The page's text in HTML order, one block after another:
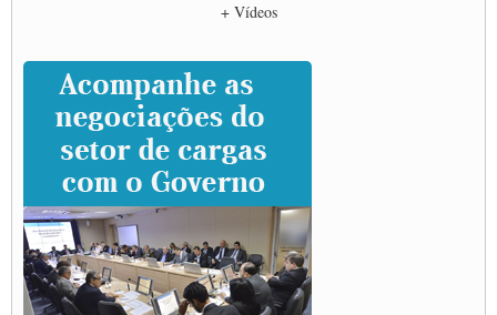
Caminhoneiros prometem paralisação e cobram diálogo com Lula
CNTTL e lideranças de caminhoneiros participam de debate sobre saúde nas
rodovias
Paulinho e Litti debatem política global para transporte rodoviário de cargas na
SUTCRA no Uruguai
Grande Conquista da Categoria transporte de Cargas e Caminhoneiros Autonomos
ENCONTRO INTERNACIONAL EM APOIO A CLASSE TRABALHADORA
DO BRASIL E A ELEIÇÃO 2022
Carta às Brasileiras e aos Brasileiros em Defesa do Estado Democrático de Direito
Paulinho, presidente da CNTTL, faz balanço do 3º Congresso da CNTTL
Caminhoneiros aprovam greve a partir do 1º de novembro
+ Vídeos